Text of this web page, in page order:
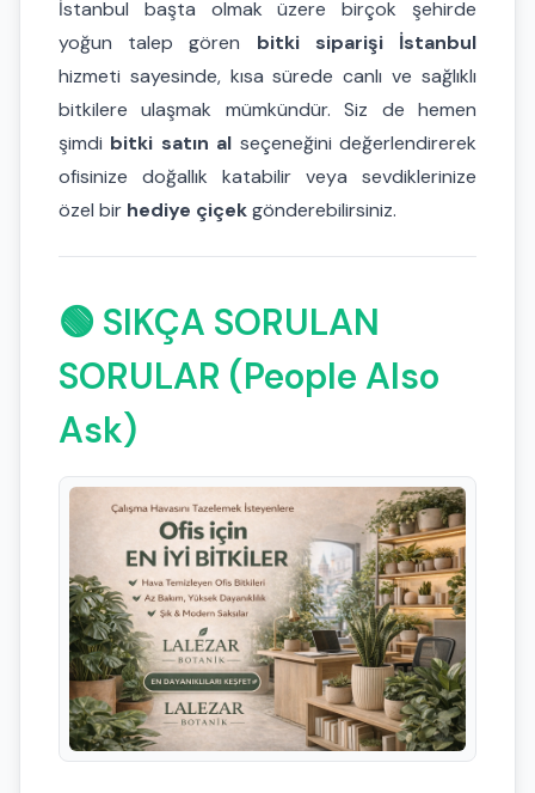
İstanbul başta olmak üzere birçok şehirde
yoğun talep gören bitki siparişi İstanbul
hizmeti sayesinde, kısa sürede canlı ve sağlıklı
bitkilere ulaşmak mümkündür. Siz de hemen
şimdi bitki satın al seçeneğini değerlendirerek
ofisinize doğallık katabilir veya sevdiklerinize
özel bir hediye çiçekgönderebilirsiniz.
🟢 SIKÇA SORULAN
SORULAR (People Also
Ask)